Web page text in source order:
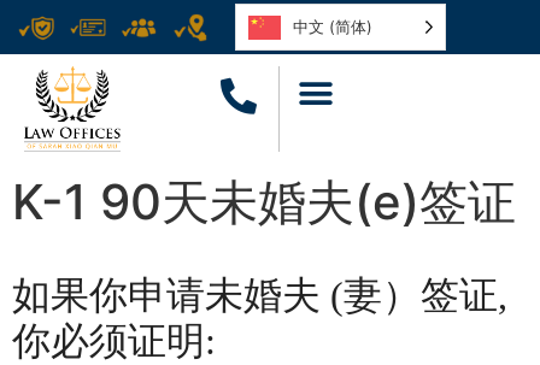
中文 (简体)
K-1 90天未婚夫(e)签证
如果你申请未婚夫 (妻）签证,
你必须证明: